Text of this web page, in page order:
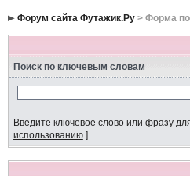
Форум сайта Футажик.Ру> Форма
Поиск по ключевым словам
Введите ключевое слово или фразу
использованию]